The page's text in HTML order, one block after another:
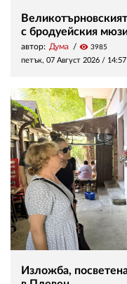
с бродуейския
автор: Дума visibility 3985
петък, 07 Август 2026 / 14:57
Изложба,